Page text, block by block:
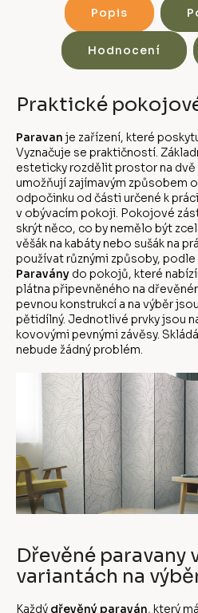
Popis
Hodnocení
Praktické
Paravan je zařízení, které
Vyznačuje se praktičností.
esteticky rozdělit prostor na
umožňují zajímavým způsobem
odpočinku od části určené k
v obývacím pokoji. Pokojové
skrýt něco, co by nemělo být
věšák na kabáty nebo sušák na
používat různými způsoby,
Paravány do pokojů, které
plátna připevněného na
pevnou konstrukcí a na výběr
pětidílný. Jednotlivé prvky jsou
kovovými pevnými závěsy.
nebude žádný problém.
Dřevěné paravany
variantách na
Každý dřevěný paraván, který